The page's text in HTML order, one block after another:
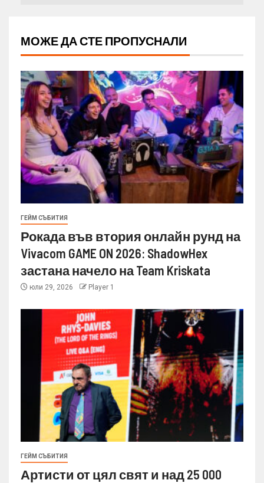
МОЖЕ ДА СТЕ ПРОПУСНАЛИ
ГЕЙМ СЪБИТИЯ
Рокада във втория онлайн рунд на
Vivacom GAME ON 2026: ShadowHex
застана начело на Team Kriskata
юли 29, 2026 Player 1
ГЕЙМ СЪБИТИЯ
Артисти от цял свят и над 25 000